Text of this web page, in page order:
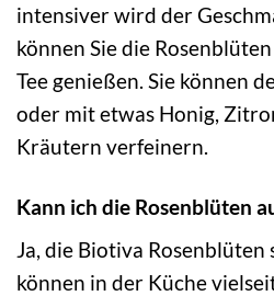
intensiver wird der
können Sie die
Tee genießen. Sie können
oder mit etwas Honig,
Kräutern verfeinern.
Kann ich die Rosenblüten
Ja, die Biotiva Rosenblüten
können in der Küche